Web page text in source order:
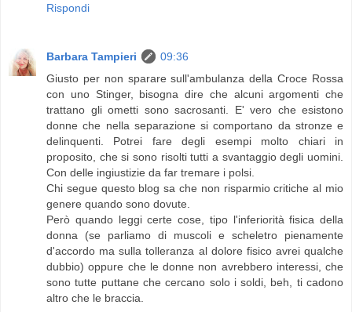
Rispondi
Barbara Tampieri
09:36
Giusto per non sparare sull'ambulanza della Croce Rossa
con uno Stinger, bisogna dire che alcuni argomenti che
trattano gli ometti sono sacrosanti. E' vero che esistono
donne che nella separazione si comportano da stronze e
delinquenti. Potrei fare degli esempi molto chiari in
proposito, che si sono risolti tutti a svantaggio degli uomini.
Con delle ingiustizie da far tremare i polsi.
Chi segue questo blog sa che non risparmio critiche al mio
genere quando sono dovute.
Però quando leggi certe cose, tipo l'inferiorità fisica della
donna (se parliamo di muscoli e scheletro pienamente
d'accordo ma sulla tolleranza al dolore fisico avrei qualche
dubbio) oppure che le donne non avrebbero interessi, che
sono tutte puttane che cercano solo i soldi, beh, ti cadono
altro che le braccia.